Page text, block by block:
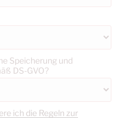
Speicherung und
DS-GVO?
ich die Regeln zur